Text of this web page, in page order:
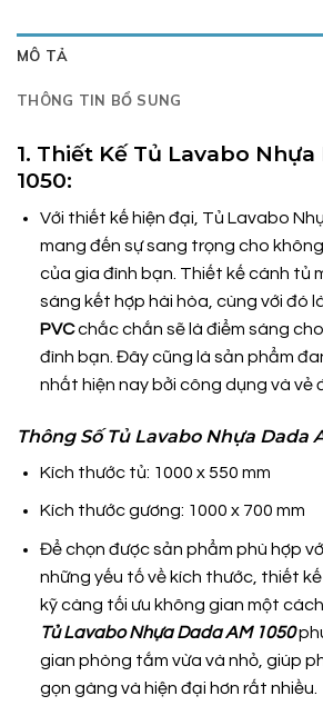
MÔ TẢ
THÔNG TIN BỔ SUNG
1. Thiết Kế Tủ Lavabo Nhựa
1050:
Với thiết kế hiện đại, Tủ Lavabo
mang đến sự sang trọng cho
của gia đình bạn. Thiết kế cánh tủ
sáng kết hợp hài hòa, cùng với đó
PVCchắc chắn sẽ là điểm sáng
đình bạn. Đây cũng là sản phẩm
nhất hiện nay bởi công dụng và vẻ
Thông Số Tủ Lavabo Nhựa Dada
Kích thước tủ: 1000 x 550 mm
Kích thước gương: 1000 x 700 mm
Để chọn được sản phẩm phù hợp
những yếu tố về kích thước, thiết
kỹ càng tối ưu không gian một
Tủ Lavabo Nhựa Dada AM 1050
gian phòng tắm vừa và nhỏ, giúp
gọn gàng và hiện đại hơn rất nhiều.